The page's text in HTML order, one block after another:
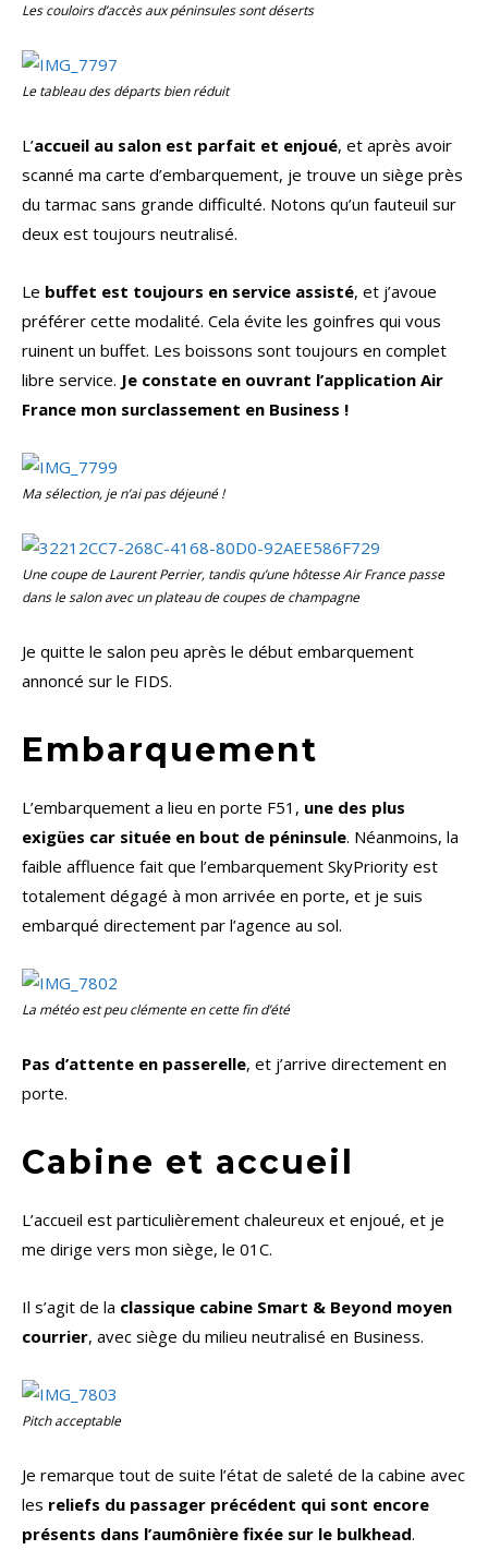
Les couloirs d’accès aux péninsules sont déserts
Le tableau des départs bien réduit
L’accueil au salon est parfait et enjoué, et après avoir
scanné ma carte d’embarquement, je trouve un siège près
du tarmac sans grande difficulté. Notons qu’un fauteuil sur
deux est toujours neutralisé.
Le buffet est toujours en service assisté, et j’avoue
préférer cette modalité. Cela évite les goinfres qui vous
ruinent un buffet. Les boissons sont toujours en complet
libre service. Je constate en ouvrant l’application Air
France mon surclassement en Business !
Ma sélection, je n’ai pas déjeuné !
Une coupe de Laurent Perrier, tandis qu’une hôtesse Air France passe
dans le salon avec un plateau de coupes de champagne
Je quitte le salon peu après le début embarquement
annoncé sur le FIDS.
Embarquement
L’embarquement a lieu en porte F51, une des plus
exigües car située en bout de péninsule. Néanmoins, la
faible affluence fait que l’embarquement SkyPriority est
totalement dégagé à mon arrivée en porte, et je suis
embarqué directement par l’agence au sol.
La météo est peu clémente en cette fin d’été
Pas d’attente en passerelle, et j’arrive directement en
porte.
Cabine et accueil
L’accueil est particulièrement chaleureux et enjoué, et je
me dirige vers mon siège, le 01C.
Il s’agit de la classique cabine Smart & Beyond moyen
courrier, avec siège du milieu neutralisé en Business.
Pitch acceptable
Je remarque tout de suite l’état de saleté de la cabine avec
les reliefs du passager précédent qui sont encore
présents dans l’aumônière fixée sur le bulkhead.